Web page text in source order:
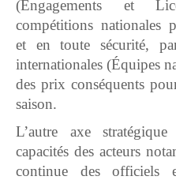
(Engagements et
compétitions nationales
et en toute sécurité,
internationales (Équipes
des prix conséquents
saison.
L’autre axe
capacités des acteurs
continue des officiels